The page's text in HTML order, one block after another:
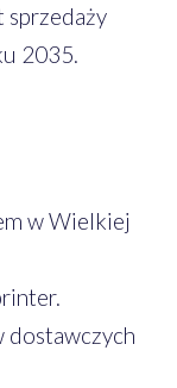
2035.
w Wielkiej
dostawczych